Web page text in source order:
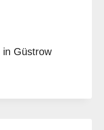
in Güstrow